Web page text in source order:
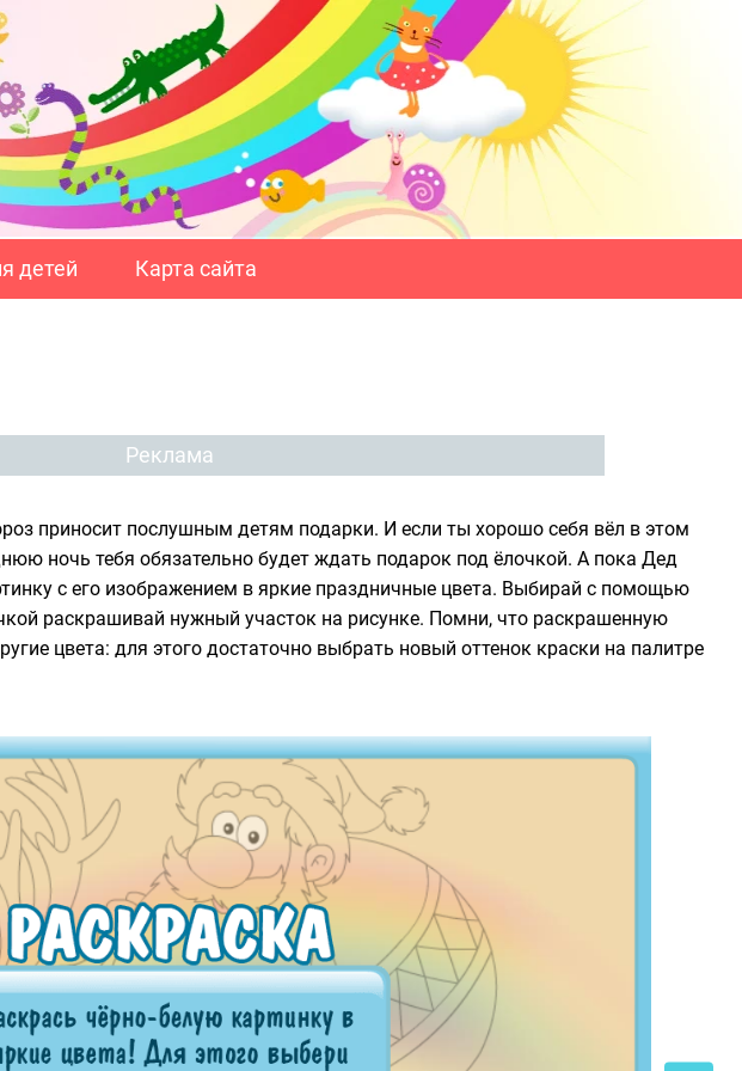
детей Карта сайта
Реклама
приносит послушным детям подарки. И если ты хорошо себя вёл в этом
ночь тебя обязательно будет ждать подарок под ёлочкой. А пока Дед
с его изображением в яркие праздничные цвета. Выбирай с помощью
раскрашивай нужный участок на рисунке. Помни, что раскрашенную
цвета: для этого достаточно выбрать новый оттенок краски на палитре